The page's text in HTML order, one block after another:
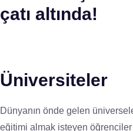
çatı altında!
Üniversiteler
Dünyanın önde gelen
eğitimi almak isteyen